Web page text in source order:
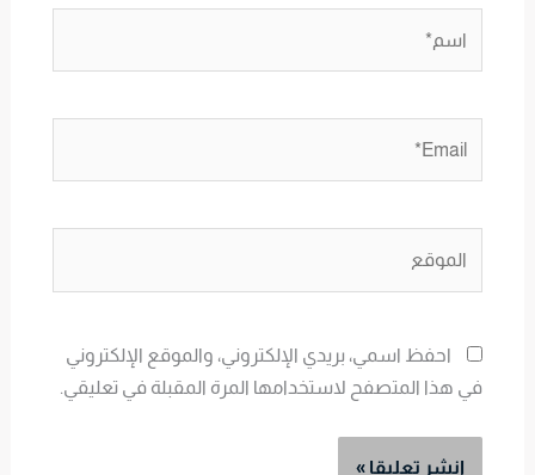
احفظ اسمي، بريدي الإلكتروني، والموقع الإلكتروني
في هذا المتصفح لاستخدامها المرة المقبلة في تعليقي.